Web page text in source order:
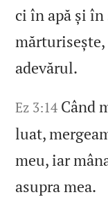
ci în apă și
adevărul.
Ez 3:14 Când
luat,
meu, iar
asupra mea.